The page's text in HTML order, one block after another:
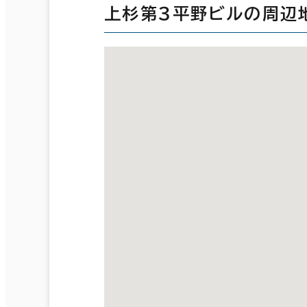
上杉第３平野ビルの周辺